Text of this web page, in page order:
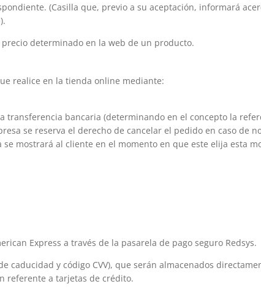
(Casilla que, previo a su aceptación, informará
determinado en la web de un producto.
realice en la tienda online mediante:
bancaria (determinando en el concepto la
se reserva el derecho de cancelar el pedido en caso de
mostrará al cliente en el momento en que este elija esta
Express a través de la pasarela de pago seguro Redsys.
y código CVV), que serán almacenados
referente a tarjetas de crédito.